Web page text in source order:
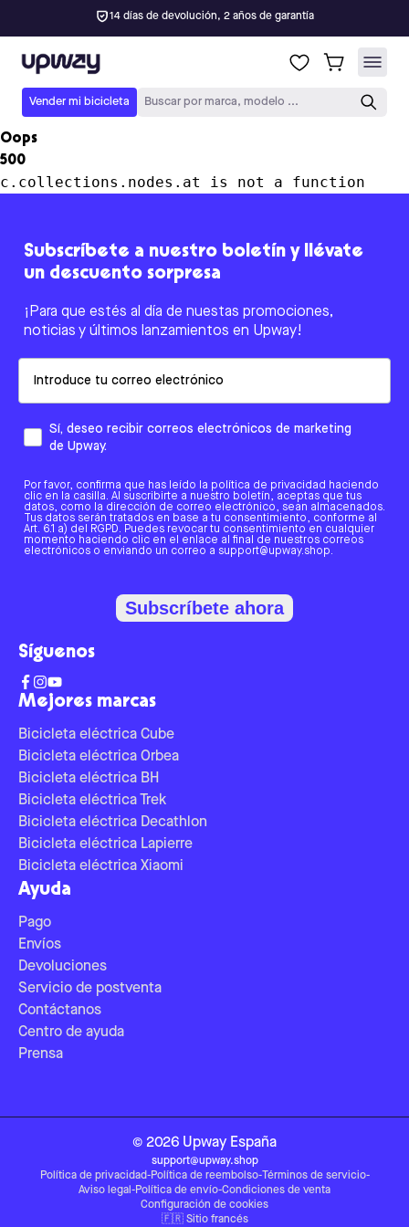
14 días de devolución, 2 años de garantía
Upway
Vender mi bicicleta Buscar por marca, modelo ...
Oops
500
c.collections.nodes.at is not a function
Mejores marcas
Bicicleta eléctrica Cube
Bicicleta eléctrica Orbea
Bicicleta eléctrica BH
Bicicleta eléctrica Trek
Bicicleta eléctrica Decathlon
Bicicleta eléctrica Lapierre
Bicicleta eléctrica Xiaomi
Ayuda
Pago
Envíos
Devoluciones
Servicio de postventa
Contáctanos
Centro de ayuda
Prensa
Subscríbete a nuestro boletín y llévate
un descuento sorpresa
¡Para que estés al día de nuestas promociones,
noticias y últimos lanzamientos en Upway!
Sí, deseo recibir correos electrónicos de marketing
de Upway.
Por favor, confirma que has leído la política de privacidad haciendo
clic en la casilla. Al suscribirte a nuestro boletín, aceptas que tus
datos, como la dirección de correo electrónico, sean almacenados.
Tus datos serán tratados en base a tu consentimiento, conforme al
Art. 6.1 a) del RGPD. Puedes revocar tu consentimiento en cualquier
momento haciendo clic en el enlace al final de nuestros correos
electrónicos o enviando un correo a support@upway.shop.
Subscríbete ahora
Síguenos
© 2026 Upway España
support@upway.shop
Política de privacidad-Política de reembolso-Términos de servicio-
Aviso legal -Política de envío-Condiciones de venta
Configuración de cookies
🇫🇷 Sitio francés